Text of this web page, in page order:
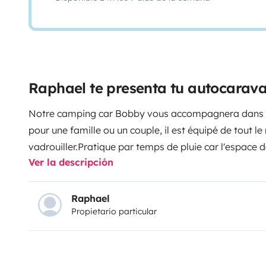
Raphael te presenta tu
Notre camping car Bobby vous accompagnera
pour une famille ou un couple, il est équipé de tout le
vadrouiller.Pratique par temps de pluie car l'espace
point de vue espace et organisation. Le lit superposé
ils sont équipés de rideaux et assez loin de la
flemme de monter dans la capucine, l'espace salon
déjà parcouru l'Espagne et la France. Étant de
n'est pas équipé de turbo. Par contre, il est d'une
Ver la descripción
Raphael
Propietario particular